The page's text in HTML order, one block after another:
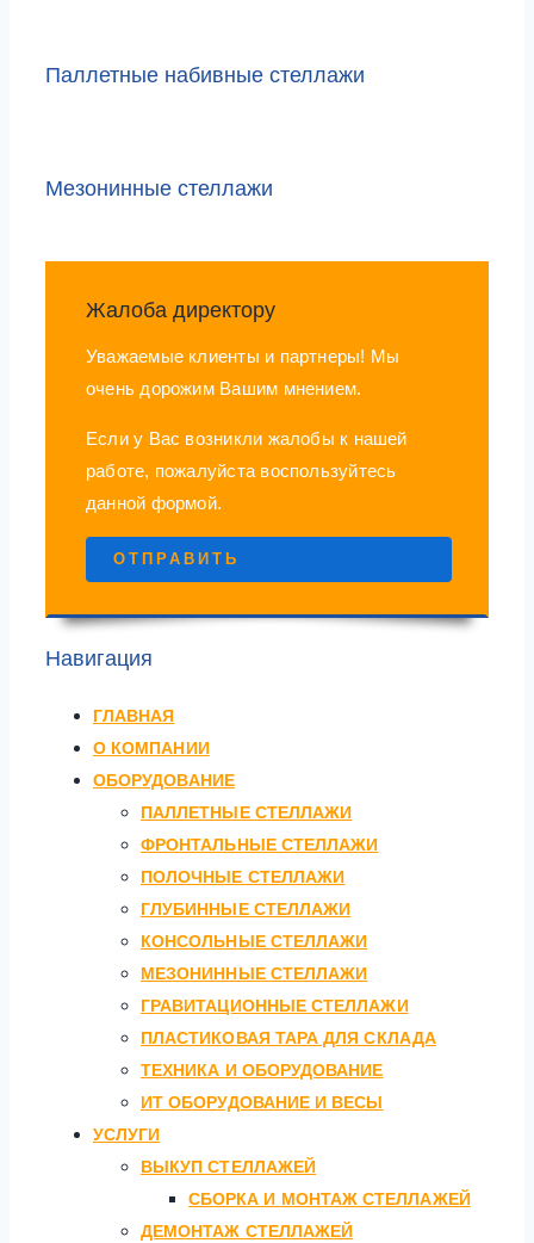
Паллетные набивные стеллажи
Мезонинные стеллажи
Жалоба директору
Уважаемые клиенты и партнеры! Мы
очень дорожим Вашим мнением.
Если у Вас возникли жалобы к нашей
работе, пожалуйста воспользуйтесь
данной формой.
ОТПРАВИТЬ
Навигация
ГЛАВНАЯ
О КОМПАНИИ
ОБОРУДОВАНИЕ
ПАЛЛЕТНЫЕ СТЕЛЛАЖИ
ФРОНТАЛЬНЫЕ СТЕЛЛАЖИ
ПОЛОЧНЫЕ СТЕЛЛАЖИ
ГЛУБИННЫЕ СТЕЛЛАЖИ
КОНСОЛЬНЫЕ СТЕЛЛАЖИ
МЕЗОНИННЫЕ СТЕЛЛАЖИ
ГРАВИТАЦИОННЫЕ СТЕЛЛАЖИ
ПЛАСТИКОВАЯ ТАРА ДЛЯ СКЛАДА
ТЕХНИКА И ОБОРУДОВАНИЕ
ИТ ОБОРУДОВАНИЕ И ВЕСЫ
УСЛУГИ
ВЫКУП СТЕЛЛАЖЕЙ
СБОРКА И МОНТАЖ СТЕЛЛАЖЕЙ
ДЕМОНТАЖ СТЕЛЛАЖЕЙ